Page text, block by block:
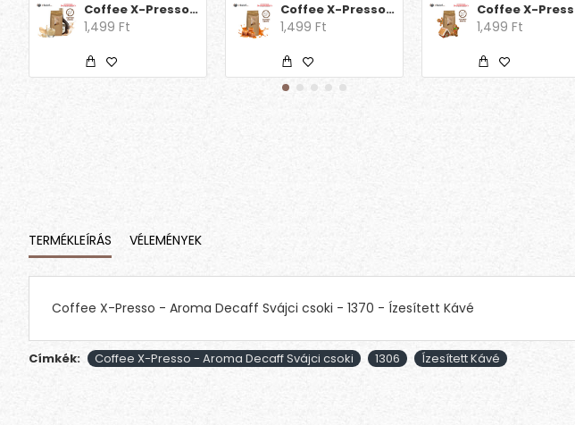
Coffee X-Presso - Aroma Decaff Ír krém
1,499 Ft
Coffee X-Presso - Aroma Decaff Karamell
1,499 Ft 1,499 Ft
TERMÉKLEÍRÁS VÉLEMÉNYEK
Coffee X-Presso - Aroma Decaff Svájci csoki - 1370 - Ízesített Kávé
Címkék: Coffee X-Presso - Aroma Decaff Svájci csoki 1306 Ízesített Kávé